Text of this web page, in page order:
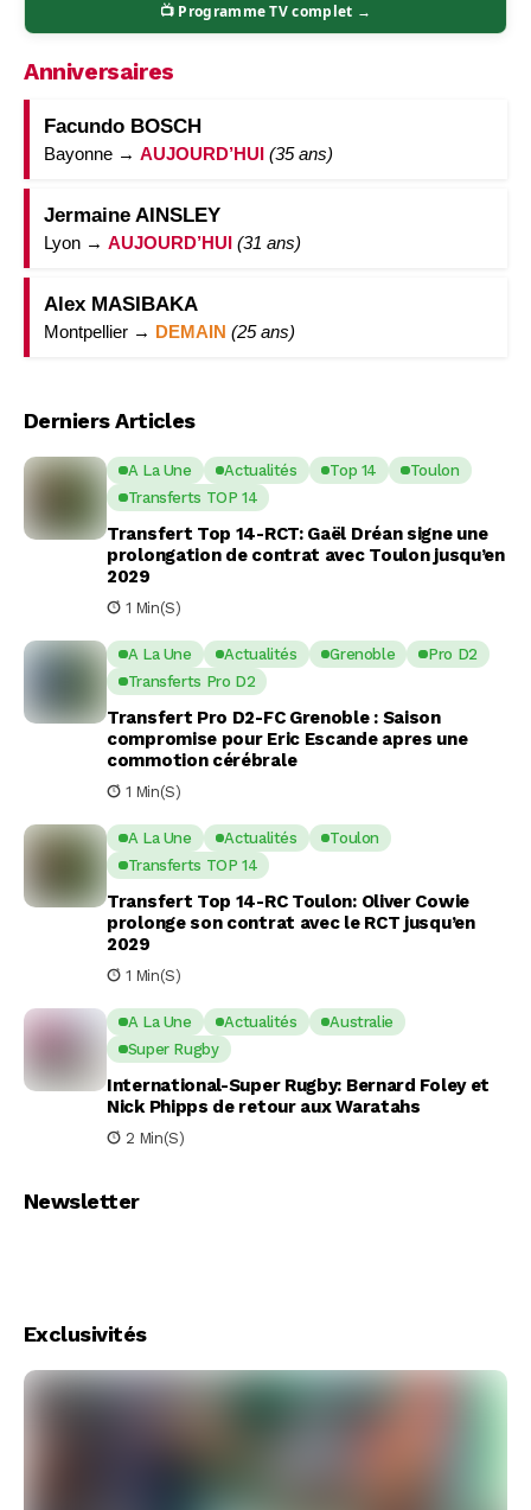
📺 Programme TV complet →
Anniversaires
Facundo BOSCH
Bayonne → AUJOURD’HUI (35 ans)
Jermaine AINSLEY
Lyon → AUJOURD’HUI (31 ans)
Alex MASIBAKA
Montpellier → DEMAIN (25 ans)
Derniers Articles
A La Une Actualités Top 14
Toulon
Transferts TOP 14
Transfert Top 14-RCT: Gaël Dréan signe une
prolongation de contrat avec Toulon jusqu’en
2029
1 Min(s)
A La Une Actualités Grenoble
Pro D2
Transferts Pro D2
Transfert Pro D2-FC Grenoble : Saison
compromise pour Eric Escande apres une
commotion cérébrale
1 Min(s)
A La Une Actualités
Toulon
Transferts TOP 14
Transfert Top 14-RC Toulon: Oliver Cowie
prolonge son contrat avec le RCT jusqu’en
2029
1 Min(s)
A La Une Actualités
Australie
Super Rugby
International-Super Rugby: Bernard Foley et
Nick Phipps de retour aux Waratahs
2 Min(s)
Newsletter
Exclusivités